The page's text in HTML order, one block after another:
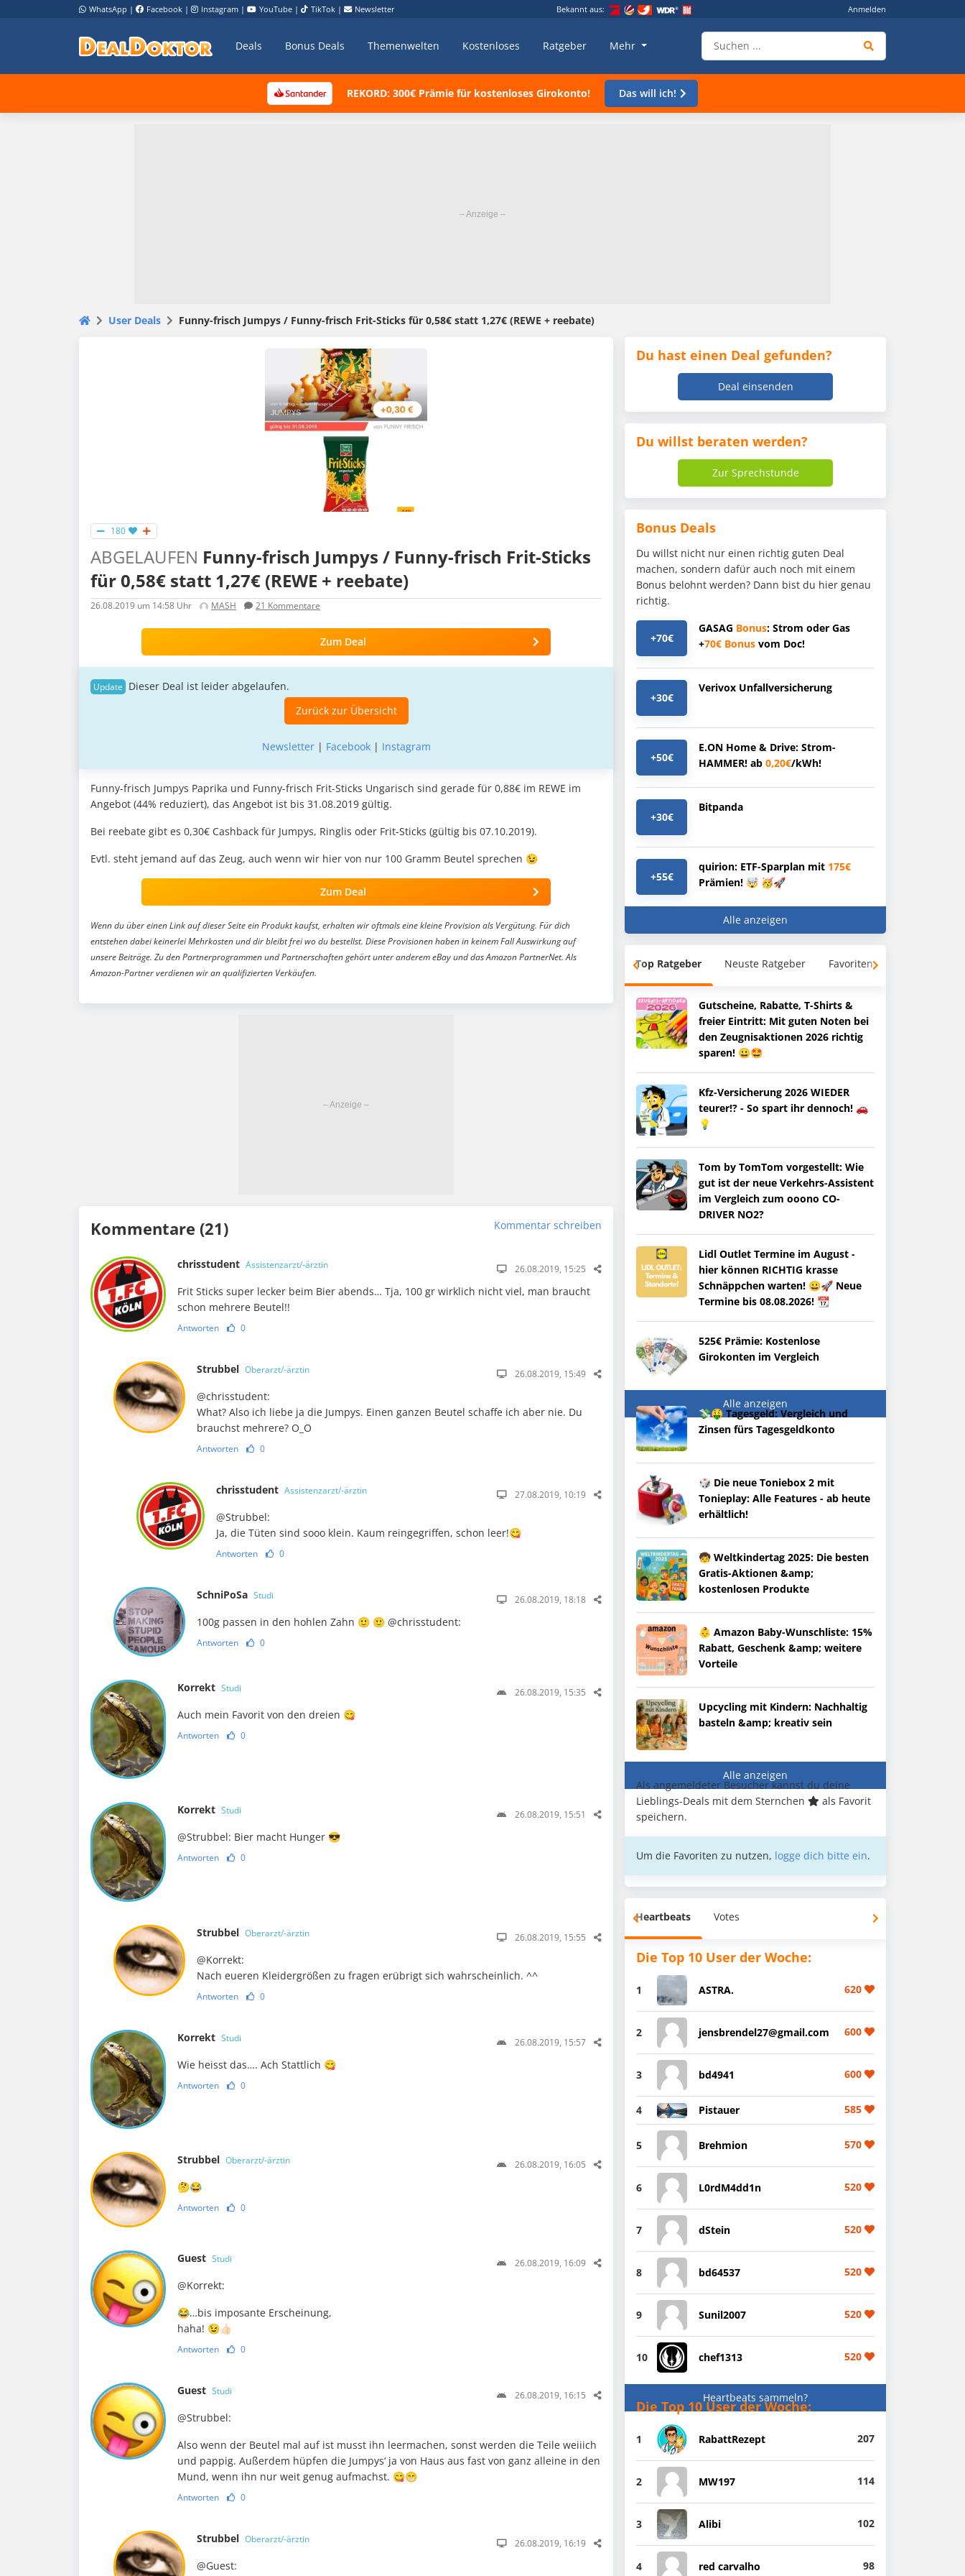
WhatsApp | Facebook | Instagram | YouTube | TikTok | Newsletter Bekannt aus: Anmelden
Deals Bonus Deals Themenwelten Kostenloses Ratgeber Mehr
REKORD: 300€ Prämie für kostenloses Girokonto! Das will ich!
User Deals Funny-frisch Jumpys / Funny-frisch Frit-Sticks für 0,58€ statt 1,27€ (REWE + reebate)
180
ABGELAUFEN Funny-frisch Jumpys / Funny-frisch Frit-Sticks
für 0,58€ statt 1,27€ (REWE + reebate)
26.08.2019 um 14:58 Uhr MASH 21 Kommentare
Zum Deal
Dieser Deal ist leider abgelaufen.
Zurück zur Übersicht
Newsletter| Facebook| Instagram
Funny-frisch Jumpys Paprika und Funny-frisch Frit-Sticks Ungarisch sind gerade für 0,88€ im REWE im
Angebot (44% reduziert), das Angebot ist bis 31.08.2019 gültig.
Bei reebate gibt es 0,30€ Cashback für Jumpys, Ringlis oder Frit-Sticks (gültig bis 07.10.2019).
Evtl. steht jemand auf das Zeug, auch wenn wir hier von nur 100 Gramm Beutel sprechen 😉
Zum Deal
Wenn du über einen Link auf dieser Seite ein Produkt kaufst, erhalten wir oftmals eine kleine Provision als Vergütung. Für dich
entstehen dabei keinerlei Mehrkosten und dir bleibt frei wo du bestellst. Diese Provisionen haben in keinem Fall Auswirkung auf
unsere Beiträge. Zu den Partnerprogrammen und Partnerschaften gehört unter anderem eBay und das Amazon PartnerNet. Als
Amazon-Partner verdienen wir an qualifizierten Verkäufen.
Kommentare (21) Kommentar schreiben
chrisstudent Assistenzarzt/-ärztin 26.08.2019, 15:25
Frit Sticks super lecker beim Bier abends… Tja, 100 gr wirklich nicht viel, man braucht
schon mehrere Beutel!!
Antworten 0
Strubbel Oberarzt/-ärztin 26.08.2019, 15:49
@chrisstudent:
What? Also ich liebe ja die Jumpys. Einen ganzen Beutel schaffe ich aber nie. Du
brauchst mehrere? O_O
Antworten 0
chrisstudent Assistenzarzt/-ärztin 27.08.2019, 10:19
@Strubbel:
Ja, die Tüten sind sooo klein. Kaum reingegriffen, schon leer!😋
Antworten 0
SchniPoSa Studi 26.08.2019, 18:18
100g passen in den hohlen Zahn 🙂 🙂 @chrisstudent:
Antworten 0
Korrekt Studi 26.08.2019, 15:35
Auch mein Favorit von den dreien 😋
Antworten 0
Korrekt Studi 26.08.2019, 15:51
@Strubbel: Bier macht Hunger 😎
Antworten 0
Strubbel Oberarzt/-ärztin 26.08.2019, 15:55
@Korrekt:
Nach eueren Kleidergrößen zu fragen erübrigt sich wahrscheinlich. ^^
Antworten 0
Korrekt Studi 26.08.2019, 15:57
Wie heisst das…. Ach Stattlich 😋
Antworten 0
Strubbel Oberarzt/-ärztin 26.08.2019, 16:05
🤔😂
Antworten 0
Guest Studi 26.08.2019, 16:09
@Korrekt:
😂…bis imposante Erscheinung,
haha! 😉👍🏻
Antworten 0
Guest Studi 26.08.2019, 16:15
@Strubbel:
Also wenn der Beutel mal auf ist musst ihn leermachen, sonst werden die Teile weiiich
und pappig. Außerdem hüpfen die Jumpys‘ ja von Haus aus fast von ganz alleine in den
Mund, wenn ihn nur weit genug aufmachst. 😋😁
Antworten 0
Strubbel Oberarzt/-ärztin 26.08.2019, 16:19
@Guest:
Du hast einen Deal gefunden?
Deal einsenden
Du willst beraten werden?
Zur Sprechstunde
Bonus Deals
Du willst nicht nur einen richtig guten Deal
machen, sondern dafür auch noch mit einem
Bonus belohnt werden? Dann bist du hier genau
richtig.
+70€
GASAG Bonus: Strom oder Gas
+70€ Bonus vom Doc!
+30€
Verivox Unfallversicherung
+50€
E.ON Home & Drive: Strom-
HAMMER! ab 0,20€/kWh!
+30€
Bitpanda
+55€
quirion: ETF-Sparplan mit 175€
Prämien! 🤯 🥳🚀
Alle anzeigen
Top Ratgeber Neuste Ratgeber Favoriten
Gutscheine, Rabatte, T-Shirts &
freier Eintritt: Mit guten Noten bei
den Zeugnisaktionen 2026 richtig
sparen! 😀🤩
Kfz-Versicherung 2026 WIEDER
teurer!? - So spart ihr dennoch! 🚗
💡
Tom by TomTom vorgestellt: Wie
gut ist der neue Verkehrs-Assistent
im Vergleich zum ooono CO-
DRIVER NO2?
Lidl Outlet Termine im August -
hier können RICHTIG krasse
Schnäppchen warten! 😀🚀 Neue
Termine bis 08.08.2026! 📆
525€ Prämie: Kostenlose
Girokonten im Vergleich
Alle anzeigen
💸🤑 Tagesgeld: Vergleich und
Zinsen fürs Tagesgeldkonto
🎲 Die neue Toniebox 2 mit
Tonieplay: Alle Features - ab heute
erhältlich!
🧒 Weltkindertag 2025: Die besten
Gratis-Aktionen &amp;
kostenlosen Produkte
👶 Amazon Baby-Wunschliste: 15%
Rabatt, Geschenk &amp; weitere
Vorteile
Upcycling mit Kindern: Nachhaltig
basteln &amp; kreativ sein
Alle anzeigen
Als angemeldeter Besucher kannst du deine
Lieblings-Deals mit dem Sternchen
als Favorit
speichern.
Um die Favoriten zu nutzen, logge dich bitte ein.
Heartbeats Votes
Die Top 10 User der Woche:
1 ASTRA. 620
2 jensbrendel27@gmail.com 600
3 bd4941 600
4 Pistauer 585
5 Brehmion 570
6 L0rdM4dd1n 520
7 dStein 520
8 bd64537 520
9 Sunil2007 520
10 chef1313 520
Heartbeats sammeln?
Die Top 10 User der Woche:
1 RabattRezept 207
2 MW197 114
3 Alibi 102
4 red carvalho 98